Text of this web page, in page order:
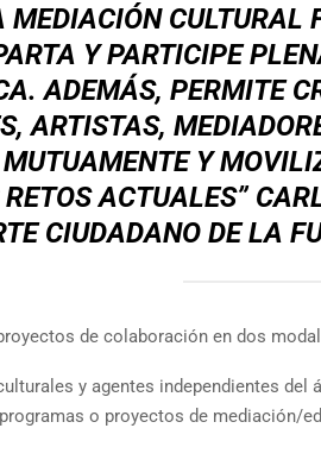
MEDIACIÓN
Y PARTICIPE
ADEMÁS, PERMITE
ARTISTAS,
MUTUAMENTE Y
RETOS ACTUALES”
CIUDADANO DE LA
de colaboración en dos
y agentes independientes
o proyectos de mediación/